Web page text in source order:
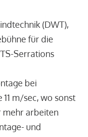
(DWT),
für die
Serrations
bei
m/sec, wo sonst
mehr arbeiten
und